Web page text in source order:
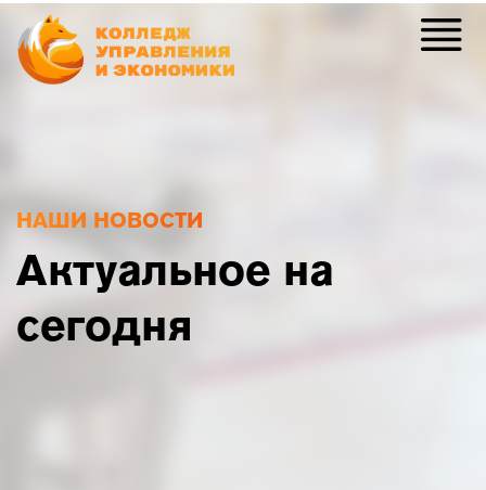
НАШИ НОВОСТИ
Актуальное на
сегодня